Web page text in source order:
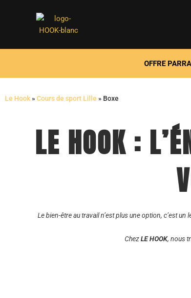
OFFRE
Le Hook» Cours de sport Lille » Boxe
LE HOOK :
Le bien-être au travail n’est plus une option, c’est un
ChezLE HOOK, nous